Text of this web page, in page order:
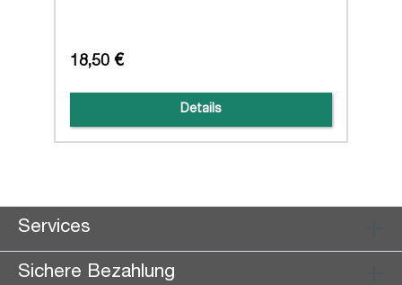
18,50 €
Details
Services
Sichere Bezahlung